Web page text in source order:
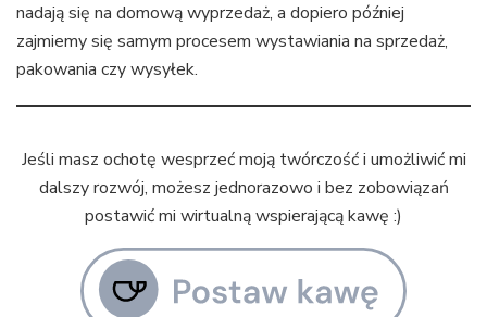
nadają się na domową wyprzedaż, a dopiero później
zajmiemy się samym procesem wystawiania na sprzedaż,
pakowania czy wysyłek.
Jeśli masz ochotę wesprzeć moją twórczość i umożliwić mi
dalszy rozwój, możesz jednorazowo i bez zobowiązań
postawić mi wirtualną wspierającą kawę :)